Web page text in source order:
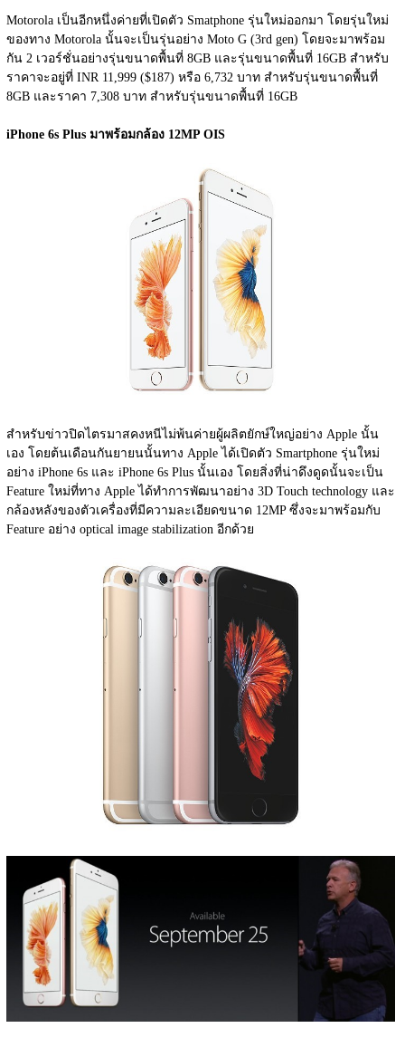
Motorola เป็นอีกหนึ่งค่ายที่เปิดตัว Smatphone รุ่นใหม่ออกมา โดยรุ่นใหม่
ของทาง Motorola นั้นจะเป็นรุ่นอย่าง Moto G (3rd gen) โดยจะมาพร้อม
กัน 2 เวอร์ชั่นอย่างรุ่นขนาดพื้นที่ 8GB และรุ่นขนาดพื้นที่ 16GB สำหรับ
ราคาจะอยู่ที่ INR 11,999 ($187) หรือ 6,732 บาท สำหรับรุ่นขนาดพื้นที่
8GB และราคา 7,308 บาท สำหรับรุ่นขนาดพื้นที่ 16GB
iPhone 6s Plus มาพร้อมกล้อง 12MP OIS
สำหรับข่าวปิดไตรมาสคงหนีไม่พ้นค่ายผู้ผลิตยักษ์ใหญ่อย่าง Apple นั้น
เอง โดยต้นเดือนกันยายนนั้นทาง Apple ได้เปิดตัว Smartphone รุ่นใหม่
อย่าง iPhone 6s และ iPhone 6s Plus นั้นเอง โดยสิ่งที่น่าดึงดูดนั้นจะเป็น
Feature ใหม่ที่ทาง Apple ได้ทำการพัฒนาอย่าง 3D Touch technology และ
กล้องหลังของตัวเครื่องที่มีความละเอียดขนาด 12MP ซึ่งจะมาพร้อมกับ
Feature อย่าง optical image stabilization อีกด้วย